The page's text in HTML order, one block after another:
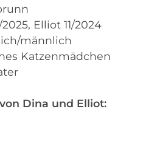
Elliot 11/2024
männlich
Katzenmädchen
Dina und Elliot: